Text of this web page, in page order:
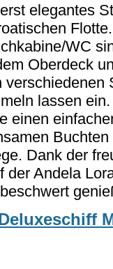
elegantes
WC
Oberdeck
lassen
einen
Dank der
der Andela